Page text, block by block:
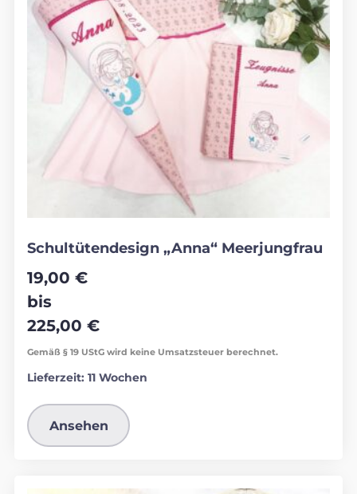
Schultütendesign „Anna“ Meerjungfrau
19,00 €
bis
225,00 €
Gemäß § 19 UStG wird keine Umsatzsteuer berechnet.
Lieferzeit: 11 Wochen
Ansehen